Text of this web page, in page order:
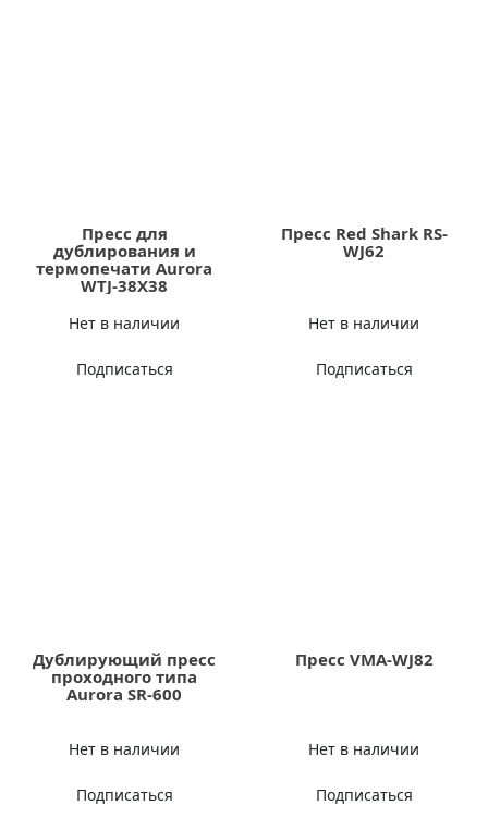
Пресс для
дублирования и
термопечати Aurora
WTJ-38X38
Нет в наличии
Подписаться
Пресс Red Shark RS-
WJ62
Нет в наличии
Подписаться
Дублирующий пресс
проходного типа
Aurora SR-600
Нет в наличии
Подписаться
Пресс VMA-WJ82
Нет в наличии
Подписаться